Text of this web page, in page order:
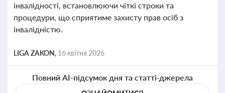
інвалідності, встановлюючи чіткі строки та
процедури, що сприятиме захисту прав осіб з
інвалідністю.
LIGA ZAKON, 16 квітня 2026
Повний AI-підсумок дня та статті-джерела